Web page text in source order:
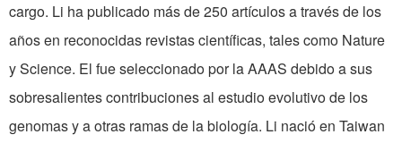
cargo. Li ha publicado más de 250 artículos a través de los
años en reconocidas revistas científicas, tales como Nature
y Science. El fue seleccionado por la AAAS debido a sus
sobresalientes contribuciones al estudio evolutivo de los
genomas y a otras ramas de la biología. Li nació en Taiwan